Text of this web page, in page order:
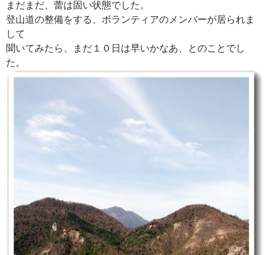
まだまだ、蕾は固い状態でした。
登山道の整備をする、ボランティアのメンバーが居られま
して
聞いてみたら、まだ１０日は早いかなあ、とのことでし
た。